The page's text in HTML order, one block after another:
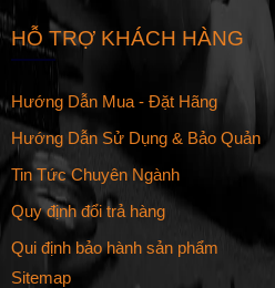
HỖ TRỢ KHÁCH HÀNG
Hướng Dẫn Mua - Đặt Hãng
Hướng Dẫn Sử Dụng & Bảo Quản
Tin Tức Chuyên Ngành
Quy định đổi trả hàng
Qui định bảo hành sản phẩm
Sitemap